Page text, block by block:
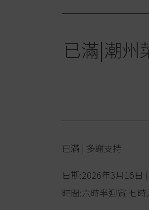
已滿|潮州
已滿 | 多謝支持
日期:2026年3月16日
時間:六時半迎賓 七時